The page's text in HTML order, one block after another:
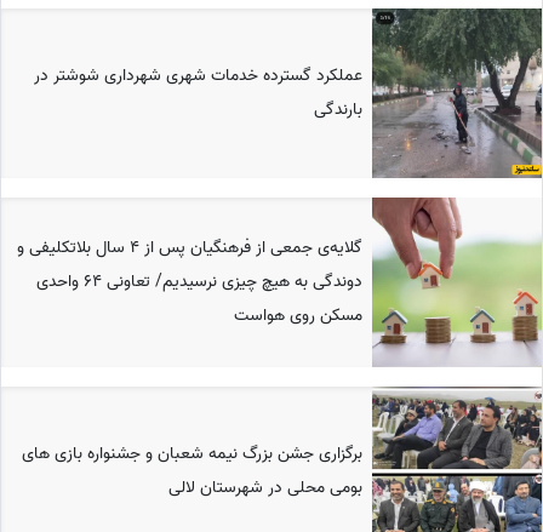
عملکرد گسترده خدمات شهری شهرداری شوشتر در
بارندگی
گلایه‌ی جمعی از فرهنگیان پس از 4 سال بلاتکلیفی و
دوندگی به هیچ چیزی نرسیدیم/ تعاونی 64 واحدی
مسکن روی هواست
برگزاری جشن بزرگ نیمه شعبان و جشنواره بازی های
بومی محلی در شهرستان لالی